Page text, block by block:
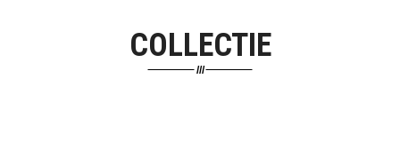
COLLECTIE